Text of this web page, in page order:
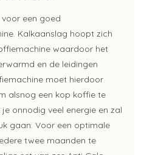
een goed
Kalkaanslag hoopt zich
waardoor het
en de leidingen
moet hierdoor
alsnog een kop koffie te
onnodig veel energie en zal
gaan. Voor een optimale
twee maanden te